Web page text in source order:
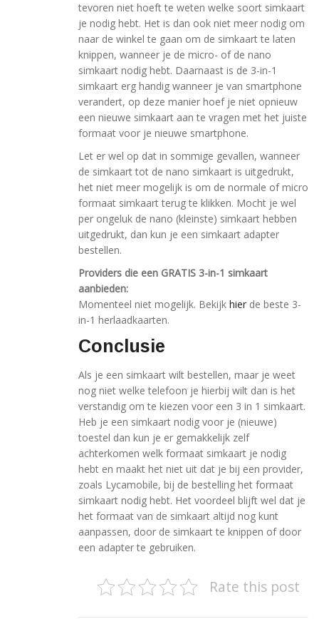
tevoren niet hoeft te weten welke soort simkaart
je nodig hebt. Het is dan ook niet meer nodig om
naar de winkel te gaan om de simkaart te laten
knippen, wanneer je de micro- of de nano
simkaart nodig hebt. Daarnaast is de 3-in-1
simkaart erg handig wanneer je van smartphone
verandert, op deze manier hoef je niet opnieuw
een nieuwe simkaart aan te vragen met het juiste
formaat voor je nieuwe smartphone.
Let er wel op dat in sommige gevallen, wanneer
de simkaart tot de nano simkaart is uitgedrukt,
het niet meer mogelijk is om de normale of micro
formaat simkaart terug te klikken. Mocht je wel
per ongeluk de nano (kleinste) simkaart hebben
uitgedrukt, dan kun je een simkaart adapter
bestellen.
Providers die een GRATIS 3-in-1 simkaart
aanbieden:
Momenteel niet mogelijk. Bekijk hier de beste 3-
in-1 herlaadkaarten.
Conclusie
Als je een simkaart wilt bestellen, maar je weet
nog niet welke telefoon je hierbij wilt dan is het
verstandig om te kiezen voor een 3 in 1 simkaart.
Heb je een simkaart nodig voor je (nieuwe)
toestel dan kun je er gemakkelijk zelf
achterkomen welk formaat simkaart je nodig
hebt en maakt het niet uit dat je bij een provider,
zoals Lycamobile, bij de bestelling het formaat
simkaart nodig hebt. Het voordeel blijft wel dat je
het formaat van de simkaart altijd nog kunt
aanpassen, door de simkaart te knippen of door
een adapter te gebruiken.
Rate this post